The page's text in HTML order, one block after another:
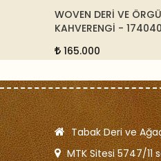
WOVEN DERİ VE
KAHVERENGİ - 174040
165.000
Tabak Deri ve
MTK Sitesi 5747/11